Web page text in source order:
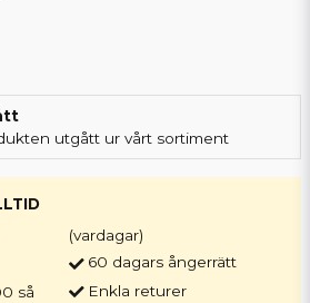
utgått ur vårt sortiment
så
(vardagar)
60 dagars ångerrätt
Enkla returer